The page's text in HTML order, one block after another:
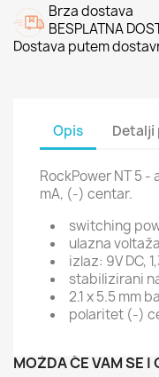
Brza dostava
BESPLATNA
Dostava putem
Opis Detalji
RockPower NT 5
mA, (-) centar.
switching
ulazna
izlaz: 9V DC,
stabilizirani
2.1 x 5.5 mm
polaritet (-)
MOŽDA ĆE VAM SE I